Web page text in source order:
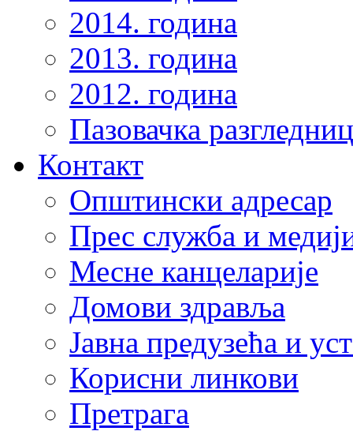
2014. година
2013. година
2012. година
Пазовачка
Контакт
Општински адресар
Прес служба и
Месне канцеларије
Домови здравља
Јавна предузећа и
Корисни линкови
Претрага